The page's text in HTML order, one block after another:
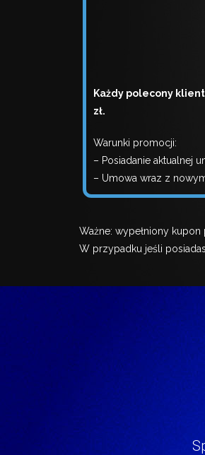
Każdy polecony
zł.
Warunki promocji:
– Posiadanie aktualnej
– Umowa wraz z
Ważne: wypełniony
W przypadku jeśli